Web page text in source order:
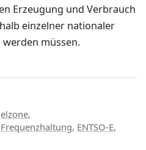
Erzeugung und Verbrauch
einzelner nationaler
werden müssen.
,
Frequenzhaltung, ENTSO-E,